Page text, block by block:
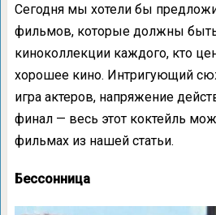
Сегодня мы хотели бы
фильмов, которые должны
киноколлекции каждого, кто
хорошее кино. Интригующий
игра актеров, напряжение
финал — весь этот коктейль
фильмах из нашей статьи.
Бессонница